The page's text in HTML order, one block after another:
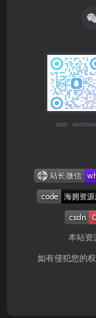
QQ群：682921902
本站资
如有侵犯您的